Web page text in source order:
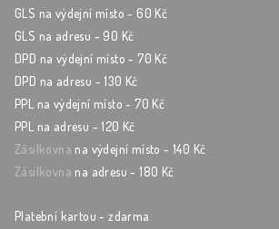
GLS na výdejní místo - 60 Kč
GLS na adresu - 90 Kč
DPD na výdejní místo - 70 Kč
DPD na adresu - 130 Kč
PPL na výdejní místo - 70 Kč
PPL na adresu - 120 Kč
Zásilkovna na výdejní místo - 140 Kč
Zásilkovna na adresu - 180 Kč
Platební kartou - zdarma